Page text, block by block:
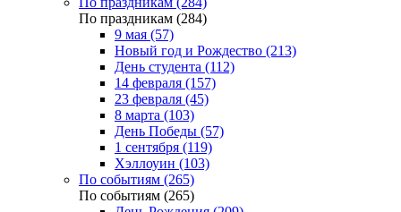
По праздникам (284)
9 мая (57)
Новый год и Рождество (213)
День студента (112)
14 февраля (157)
23 февраля (45)
8 марта (103)
День Победы (57)
1 сентября (119)
Хэллоуин (103)
По событиям (265)
По событиям (265)